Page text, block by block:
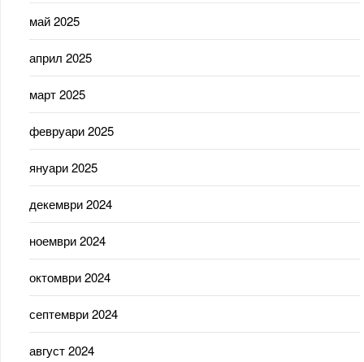
май 2025
април 2025
март 2025
февруари 2025
януари 2025
декември 2024
ноември 2024
октомври 2024
септември 2024
август 2024